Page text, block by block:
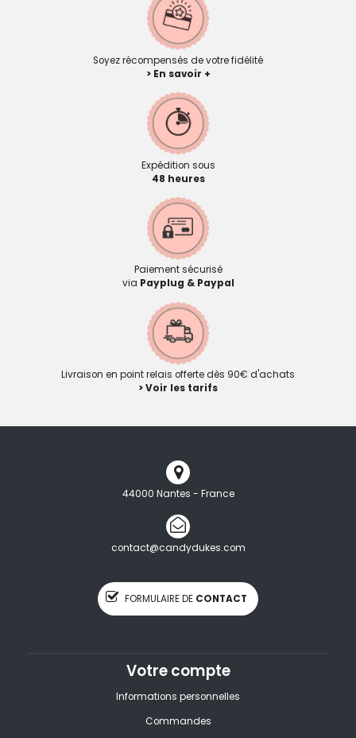
Soyez récompensés de votre fidélité
> En savoir +
Expédition sous
48 heures
Paiement sécurisé
via Payplug & Paypal
Livraison en point relais offerte dès 90€ d'achats
> Voir les tarifs
44000 Nantes - France
contact@candydukes.com
FORMULAIRE DE CONTACT
Votre compte
Informations personnelles
Commandes